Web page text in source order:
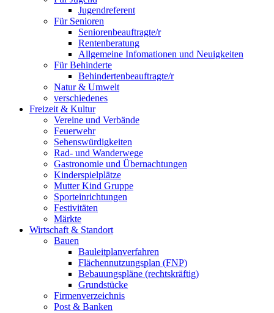
Jugendreferent
Für Senioren
Seniorenbeauftragte/r
Rentenberatung
Allgemeine Infomationen und Neuigkeiten
Für Behinderte
Behindertenbeauftragte/r
Natur & Umwelt
verschiedenes
Freizeit & Kultur
Vereine und Verbände
Feuerwehr
Sehenswürdigkeiten
Rad- und Wanderwege
Gastronomie und Übernachtungen
Kinderspielplätze
Mutter Kind Gruppe
Sporteinrichtungen
Festivitäten
Märkte
Wirtschaft & Standort
Bauen
Bauleitplanverfahren
Flächennutzungsplan (FNP)
Bebauungspläne (rechtskräftig)
Grundstücke
Firmenverzeichnis
Post & Banken